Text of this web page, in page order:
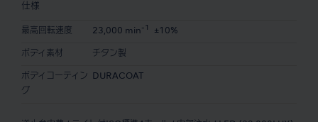
仕様
最高回転速度 23,000 min -1 ±10%
ボディ素材 チタン製
ボディコーティン
グ
DURACOAT